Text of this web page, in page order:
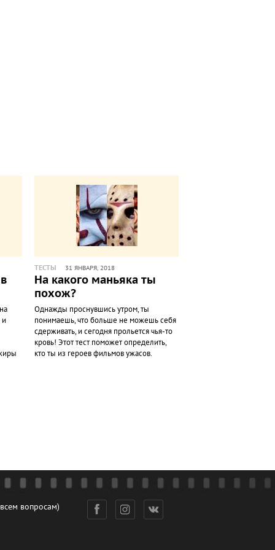
и
ТЕСТЫ 31 ЯНВАРЯ, 2018
На какого маньяка ты
похож?
Однажды проснувшись утром, ты
понимаешь, что больше не можешь себя
сдерживать, и сегодня прольется чья-то
кровь! Этот тест поможет определить,
кто ты из героев фильмов ужасов.
вопросам)